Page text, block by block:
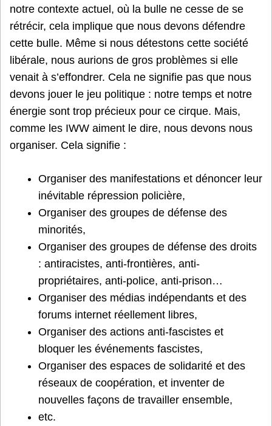
notre contexte actuel, où la bulle ne cesse de se
rétrécir, cela implique que nous devons défendre
cette bulle. Même si nous détestons cette société
libérale, nous aurions de gros problèmes si elle
venait à s’effondrer. Cela ne signifie pas que nous
devons jouer le jeu politique : notre temps et notre
énergie sont trop précieux pour ce cirque. Mais,
comme les IWW aiment le dire, nous devons nous
organiser. Cela signifie :
Organiser des manifestations et dénoncer leur
inévitable répression policière,
Organiser des groupes de défense des
minorités,
Organiser des groupes de défense des droits
: antiracistes, anti-frontières, anti-
propriétaires, anti-police, anti-prison…
Organiser des médias indépendants et des
forums internet réellement libres,
Organiser des actions anti-fascistes et
bloquer les événements fascistes,
Organiser des espaces de solidarité et des
réseaux de coopération, et inventer de
nouvelles façons de travailler ensemble,
etc.